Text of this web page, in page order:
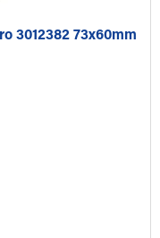
3012382 73x60mm